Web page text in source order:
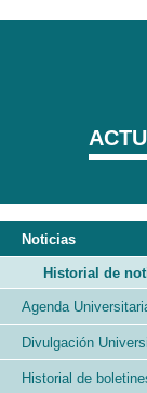
Noticias
Historial de
Agenda
Divulgación
Historial de